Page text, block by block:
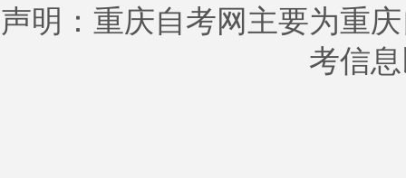
声明：重庆自考网主要为重
考信